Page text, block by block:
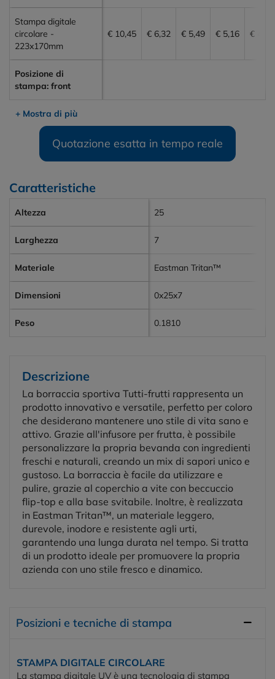
Stampa digitale
circolare -
223x170mm
€ 10,45 € 6,32 € 5,49 € 5,16 € 4,97
Posizione di
stampa: front
+ Mostra di più
Quotazione esatta in tempo reale
Caratteristiche
Altezza 25
Larghezza 7
Materiale Eastman Tritan™
Dimensioni 0x25x7
Peso 0.1810
Descrizione
La borraccia sportiva Tutti-frutti rappresenta un
prodotto innovativo e versatile, perfetto per coloro
che desiderano mantenere uno stile di vita sano e
attivo. Grazie all'infusore per frutta, è possibile
personalizzare la propria bevanda con ingredienti
freschi e naturali, creando un mix di sapori unico e
gustoso. La borraccia è facile da utilizzare e
pulire, grazie al coperchio a vite con beccuccio
flip-top e alla base svitabile. Inoltre, è realizzata
in Eastman Tritan™, un materiale leggero,
durevole, inodore e resistente agli urti,
garantendo una lunga durata nel tempo. Si tratta
di un prodotto ideale per promuovere la propria
azienda con uno stile fresco e dinamico.
Posizioni e tecniche di stampa
STAMPA DIGITALE CIRCOLARE
La stampa digitale UV è una tecnologia di stampa